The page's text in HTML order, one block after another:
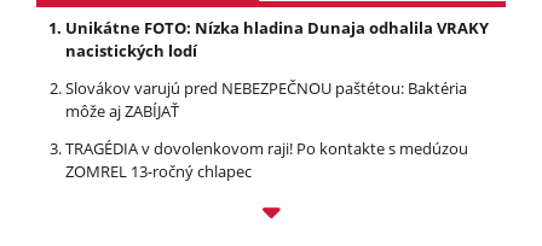
Unikátne FOTO: Nízka hladina Dunaja odhalila VRAKY
nacistických lodí
Slovákov varujú pred NEBEZPEČNOU paštétou: Baktéria
môže aj ZABÍJAŤ
TRAGÉDIA v dovolenkovom raji! Po kontakte s medúzou
ZOMREL 13-ročný chlapec